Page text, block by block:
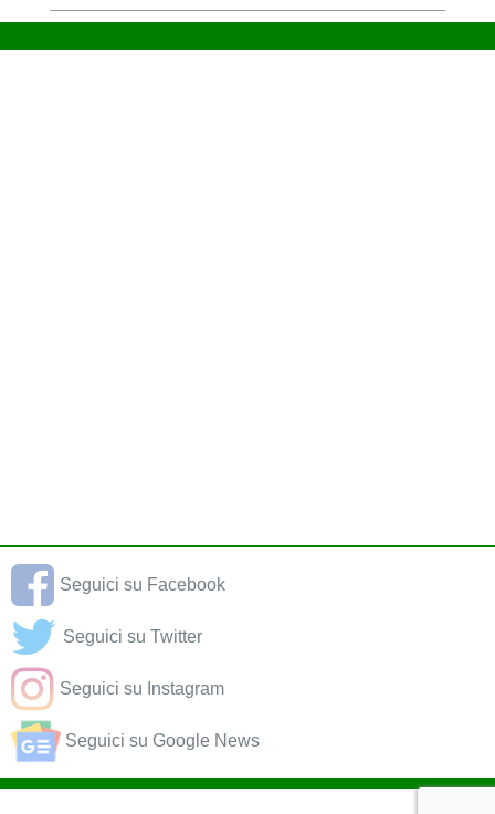
Seguici su Facebook
Seguici su Twitter
Seguici su Instagram
Seguici su Google News